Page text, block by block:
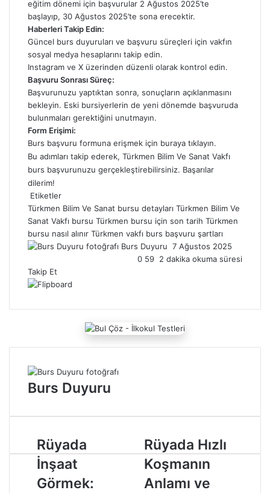
eğitim dönemi için başvurular 2 Ağustos 2025’te
başlayıp, 30 Ağustos 2025’te sona erecektir.
Haberleri Takip Edin:
Güncel burs duyuruları ve başvuru süreçleri için vakfın
sosyal medya hesaplarını takip edin.
Instagram ve X üzerinden düzenli olarak kontrol edin.
Başvuru Sonrası Süreç:
Başvurunuzu yaptıktan sonra, sonuçların açıklanmasını
bekleyin. Eski bursiyerlerin de yeni dönemde başvuruda
bulunmaları gerektiğini unutmayın.
Form Erişimi:
Burs başvuru formuna erişmek için buraya tıklayın.
Bu adımları takip ederek, Türkmen Bilim Ve Sanat Vakfı
burs başvurunuzu gerçekleştirebilirsiniz. Başarılar
dilerim!
Etiketler
Türkmen Bilim Ve Sanat bursu detayları Türkmen Bilim Ve
Sanat Vakfı bursu Türkmen bursu için son tarih Türkmen
bursu nasıl alınır Türkmen vakfı burs başvuru şartları
Burs Duyuru B
i
p
s
t
m
e
7 Ağustos 2025
0 59 2 dakika okuma süresi
Takip Et
Burs Duyuru
R
ü
a
Rüyada
İnşaat
Görmek:
R
ü
y
a
Rüyada Hızlı
Koşmanın
Anlamı ve